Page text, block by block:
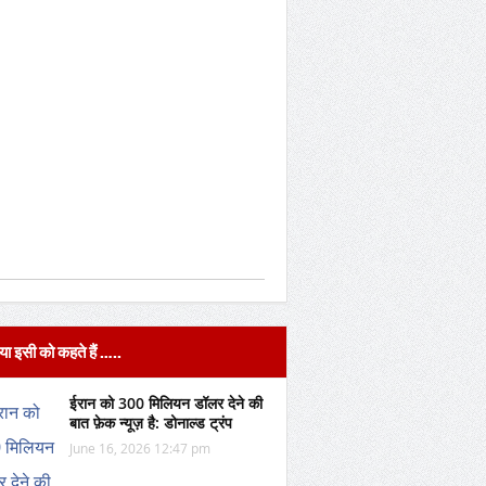
इसी को कहते हैं …..
ईरान को 300 मिलियन डॉलर देने की
बात फ़ेक न्यूज़ है: डोनाल्ड ट्रंप
June 16, 2026 12:47 pm